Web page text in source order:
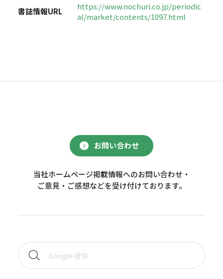
書誌情報URL
https://www.nochuri.co.jp/periodic
al/market/contents/1097.html
お問い合わせ
当社ホームページ掲載情報へのお問い合わせ・
ご意見・ご感想などを受け付けております。